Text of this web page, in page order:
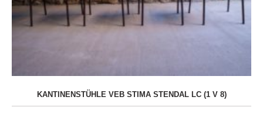
KANTINENSTÜHLE VEB STIMA STENDAL LC (1 V 8)